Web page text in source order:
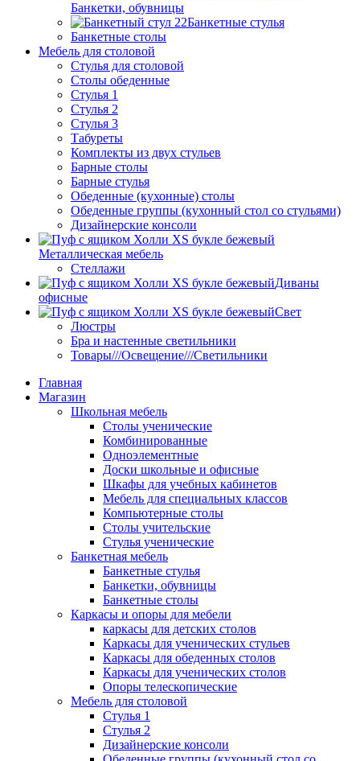
Банкетки, обувницы
Банкетные стулья
Банкетные столы
Мебель для столовой
Стулья для столовой
Столы обеденные
Стулья 1
Стулья 2
Стулья 3
Табуреты
Комплекты из двух стульев
Барные столы
Барные стулья
Обеденные (кухонные) столы
Обеденные группы (кухонный стол со стульями)
Дизайнерские консоли
Металлическая мебель
Стеллажи
Диваны
офисные
Свет
Люстры
Бра и настенные светильники
Товары///Освещение///Светильники
Главная
Магазин
Школьная мебель
Столы ученические
Комбинированные
Одноэлементные
Доски школьные и офисные
Шкафы для учебных кабинетов
Мебель для специальных классов
Компьютерные столы
Столы учительские
Стулья ученические
Банкетная мебель
Банкетные стулья
Банкетки, обувницы
Банкетные столы
Каркасы и опоры для мебели
каркасы для детских столов
Каркасы для ученических стульев
Каркасы для обеденных столов
Каркасы для ученических столов
Опоры телескопические
Мебель для столовой
Стулья 1
Стулья 2
Дизайнерские консоли